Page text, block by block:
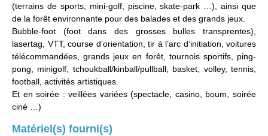
(terrains de sports, mini-golf, piscine, skate-park …), ainsi que
de la forêt environnante pour des balades et des grands jeux.
Bubble-foot (foot dans des grosses bulles transprentes),
lasertag, VTT, course d’orientation, tir à l’arc d’initiation, voitures
télécommandées, grands jeux en forêt, tournois sportifs, ping-
pong, minigolf, tchoukball/kinball/pullball, basket, volley, tennis,
football, activités artistiques.
Et en soirée : veillées variées (spectacle, casino, boum, soirée
ciné …)
Matériel(s) fourni(s)